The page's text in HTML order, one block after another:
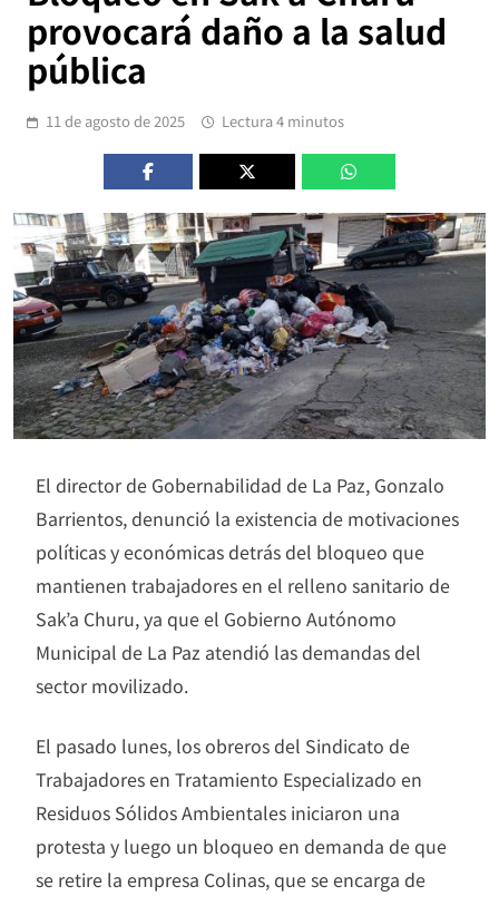
provocará daño a la salud
pública
11 de agosto de 2025 Lectura 4 minutos
El director de Gobernabilidad de La Paz, Gonzalo
Barrientos, denunció la existencia de motivaciones
políticas y económicas detrás del bloqueo que
mantienen trabajadores en el relleno sanitario de
Sak’a Churu, ya que el Gobierno Autónomo
Municipal de La Paz atendió las demandas del
sector movilizado.
El pasado lunes, los obreros del Sindicato de
Trabajadores en Tratamiento Especializado en
Residuos Sólidos Ambientales iniciaron una
protesta y luego un bloqueo en demanda de que
se retire la empresa Colinas, que se encarga de